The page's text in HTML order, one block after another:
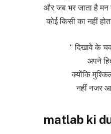
और जब भर जाता है
कोई किसी का नहीं
“ दिखावे के
अपने
क्योंकि
नहीं नजर
matlab ki